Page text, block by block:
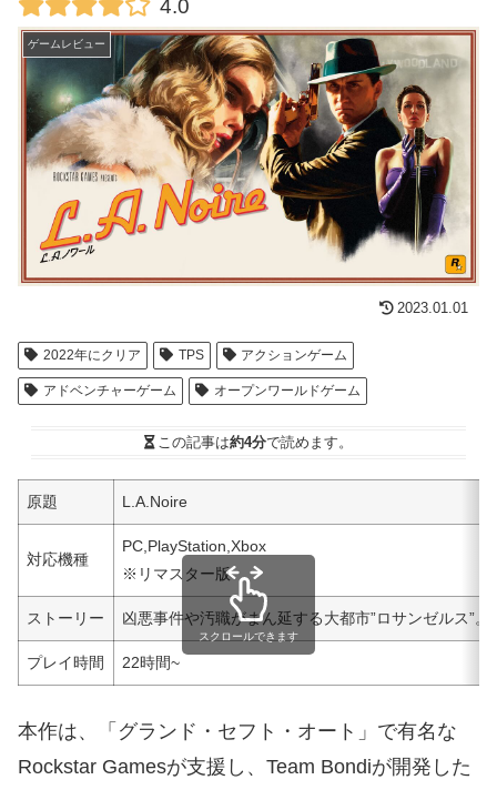
4.0
ゲームレビュー
2023.01.01
2022年にクリア TPS アクションゲーム
アドベンチャーゲーム オープンワールドゲーム
この記事は約4分で読めます。
原題 L.A.Noire
対応機種
PC,PlayStation,Xbox
※リマスター版
ストーリー 凶悪事件や汚職がまん延する大都市”ロサンゼルス”
プレイ時間 22時間~
スクロールできます
本作は、「グランド・セフト・オート」で有名な
Rockstar Gamesが支援し、Team Bondiが開発した